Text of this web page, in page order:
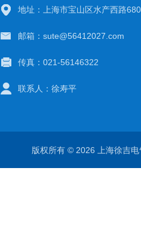
地址：上海市宝山区水产西路
邮箱：sute@56412027.com
传真：021-56146322
联系人：徐寿平
版权所有 © 2026 上海徐吉